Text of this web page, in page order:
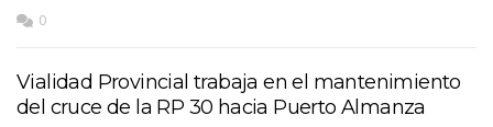
0
Vialidad Provincial trabaja en el mantenimiento
del cruce de la RP 30 hacia Puerto Almanza